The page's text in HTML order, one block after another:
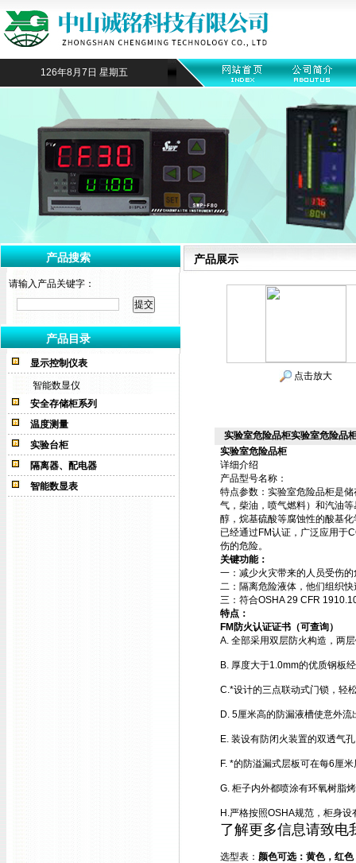
126年8月7日 星期五
产品搜索
请输入产品关键字：
产品目录
显示控制仪表
智能数显仪
安全存储柜系列
温度测量
实验台柜
隔离器、配电器
智能数显表
产品展示
点击放大
实验室危险品柜实验室危险品
实验室危险品柜
详细介绍
产品型号名称：
特点参数： 实验室危险品柜是储
气，柴油，喷气燃料）和汽油
醇，烷基硫酸等腐蚀性的酸基
已经通过FM认证，广泛应用于
伤的危险。
关键功能：
一：减少火灾带来的人员受伤的
二：隔离危险液体，他们组织
三：符合OSHA 29 CFR
特点：
FM防火认证证书（可查询）
A. 全部采用双层防火构造，两
B. 厚度大于1.0mm的优质钢板
C.*设计的三点联动式门锁，轻
D. 5厘米高的防漏液槽使意外流
E. 装设有防闭火装置的双透气孔
F. *的防溢漏式层板可在每6厘
G. 柜子内外都喷涂有环氧树脂
H.严格按照OSHA规范，柜身
了解更多信息请致电
选型表： 颜色可选：黄色，红